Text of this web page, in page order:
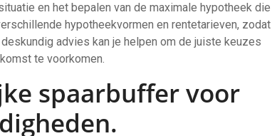
en het bepalen van de maximale hypotheek die
hypotheekvormen en rentetarieven, zodat
advies kan je helpen om de juiste keuzes
te voorkomen.
spaarbuffer voor